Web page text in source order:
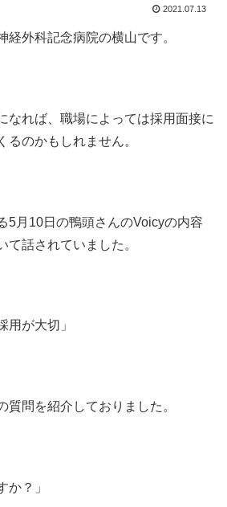
2021.07.13
経外科記念病院の横山です。
なれば、職場によっては採用面接に
るのかもしれません。
5月10日の鴨頭さんのVoicyの内容
て話されていました。
用が大切」
質問を紹介しておりました。
か？」